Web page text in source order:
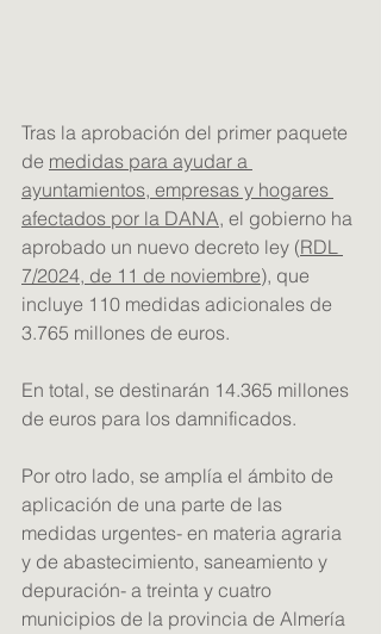
Tras la aprobación del primer paquete
de medidas para ayudar a
ayuntamientos, empresas y hogares
afectados por la DANA, el gobierno ha
aprobado un nuevo decreto ley (RDL
7/2024, de 11 de noviembre), que
incluye 110 medidas adicionales de
3.765 millones de euros.
En total, se destinarán 14.365 millones
de euros para los damnificados.
Por otro lado, se amplía el ámbito de
aplicación de una parte de las
medidas urgentes- en materia agraria
y de abastecimiento, saneamiento y
depuración- a treinta y cuatro
municipios de la provincia de Almería